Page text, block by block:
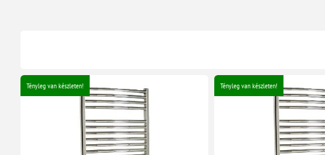
Tényleg van készleten! Tényleg van készleten!